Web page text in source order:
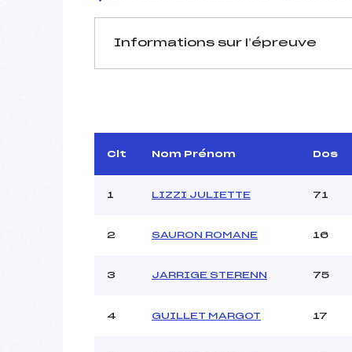
Informations sur l’épreuve
Arbitre :
Assistant :
MANCHE 1
Heure de départ :
Ouvreurs A :
Clt Nom Prénom Dos
1 LIZZI JULIETTE 71
2 SAURON ROMANE 16
3 JARRIGE STERENN 75
4 GUILLET MARGOT 17